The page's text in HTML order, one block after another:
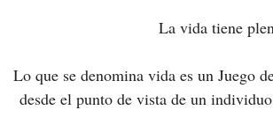
La vida tiene
Lo que se denomina vida es un Juego
desde el punto de vista de un